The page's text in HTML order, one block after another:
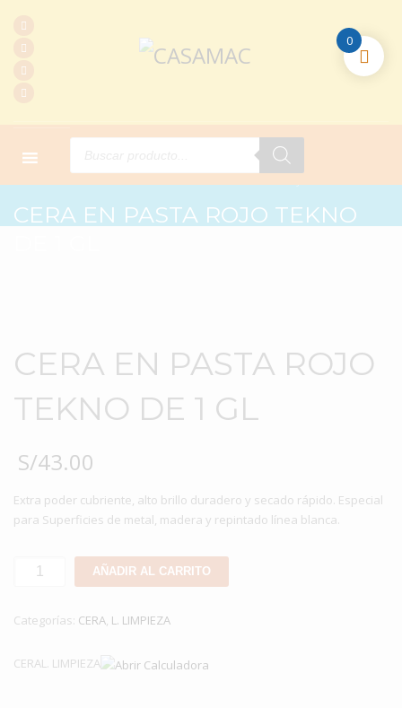
Products
CERA EN PASTA ROJO TEKNO
CERA EN PASTA ROJO
TEKNO DE 1 GL
S/43.00
Extra poder cubriente, alto brillo duradero y secado rápido. Especial
para Superficies de metal, madera y repintado línea blanca.
CERA
ROJO
DE
AÑADIR AL CARRITO
Categorías: CERA, L. LIMPIEZA
CERAL. LIMPIEZA
0